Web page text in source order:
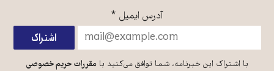
آدرس ایمیل *
با اشتراک این خبرنامه، شما توافق می‌کنید بامقررات حریم خصوصی